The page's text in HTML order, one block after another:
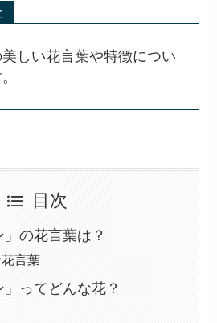
しい花言葉や特徴につい
目次
」の花言葉は？
言葉
」ってどんな花？